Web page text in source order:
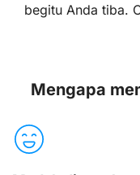
begitu Anda tiba.
Mengapa